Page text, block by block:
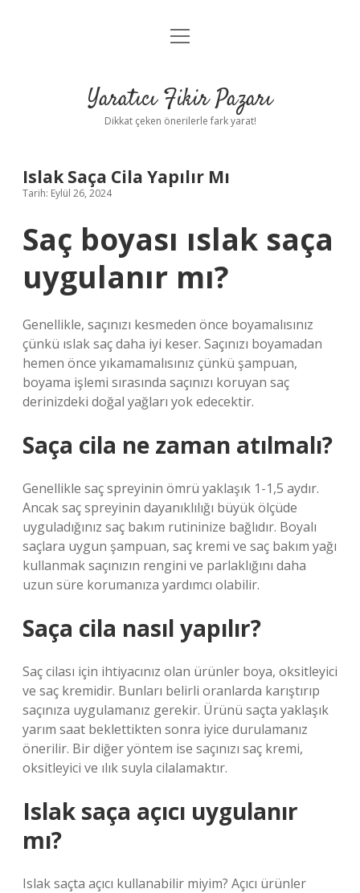
Anasayfa
Yasal Uyarı
menüyü
Yaratıcı Fikir Pazarı
Dikkat çeken önerilerle fark yarat!
Islak Saça Cila Yapılır Mı
Tarih: Eylül 26, 2024
Saç boyası ıslak saça
uygulanır mı?
Genellikle, saçınızı kesmeden önce boyamalısınız
çünkü ıslak saç daha iyi keser. Saçınızı boyamadan
hemen önce yıkamamalısınız çünkü şampuan,
boyama işlemi sırasında saçınızı koruyan saç
derinizdeki doğal yağları yok edecektir.
Saça cila ne zaman atılmalı?
Genellikle saç spreyinin ömrü yaklaşık 1-1,5 aydır.
Ancak saç spreyinin dayanıklılığı büyük ölçüde
uyguladığınız saç bakım rutininize bağlıdır. Boyalı
saçlara uygun şampuan, saç kremi ve saç bakım yağı
kullanmak saçınızın rengini ve parlaklığını daha
uzun süre korumanıza yardımcı olabilir.
Saça cila nasıl yapılır?
Saç cilası için ihtiyacınız olan ürünler boya, oksitleyici
ve saç kremidir. Bunları belirli oranlarda karıştırıp
saçınıza uygulamanız gerekir. Ürünü saçta yaklaşık
yarım saat beklettikten sonra iyice durulamanız
önerilir. Bir diğer yöntem ise saçınızı saç kremi,
oksitleyici ve ılık suyla cilalamaktır.
Islak saça açıcı uygulanır
mı?
Islak saçta açıcı kullanabilir miyim? Açıcı ürünler